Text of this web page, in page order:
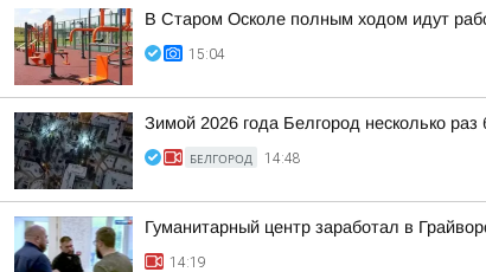
В Старом Осколе полным ходом идут
15:04
Зимой 2026 года Белгород несколько
БЕЛГОРОД 14:48
Гуманитарный центр заработал в
14:19